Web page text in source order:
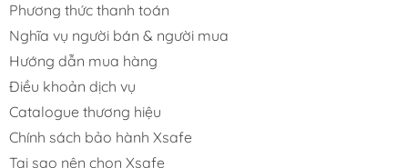
Phương thức thanh toán
Nghĩa vụ người bán & người mua
Hướng dẫn mua hàng
Điều khoản dịch vụ
Catalogue thương hiệu
Chính sách bảo hành Xsafe
Tại sao nên chọn Xsafe